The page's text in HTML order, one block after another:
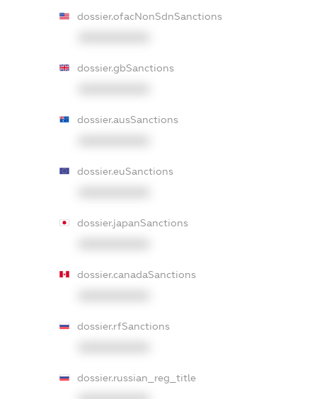
dossier.ofacNonSdnSanctions
dossier.gbSanctions
dossier.ausSanctions
dossier.euSanctions
dossier.japanSanctions
dossier.canadaSanctions
dossier.rfSanctions
dossier.russian_reg_title